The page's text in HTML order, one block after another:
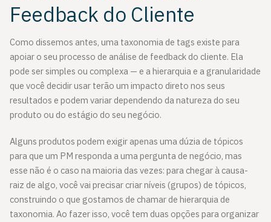
Feedback do Cliente
Como dissemos antes, uma taxonomia de tags existe para
apoiar o seu processo de análise de feedback do cliente. Ela
pode ser simples ou complexa — e a hierarquia e a granularidade
que você decidir usar terão um impacto direto nos seus
resultados e podem variar dependendo da natureza do seu
produto ou do estágio do seu negócio.
Alguns produtos podem exigir apenas uma dúzia de tópicos
para que um PM responda a uma pergunta de negócio, mas
esse não é o caso na maioria das vezes: para chegar à causa-
raiz de algo, você vai precisar criar níveis (grupos) de tópicos,
construindo o que gostamos de chamar de hierarquia de
taxonomia. Ao fazer isso, você tem duas opções para organizar